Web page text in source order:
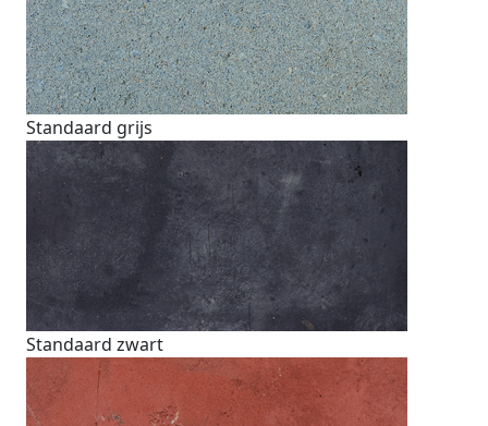
Standaard grijs
Standaard zwart